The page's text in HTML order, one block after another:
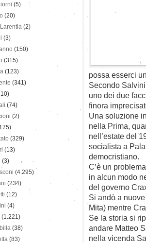
possa esserci
Secondo
uno dei due
finora
Una soluzione
nella Prima,
nell’estate del
socialista a
democristiano.
C’è un
in alcun modo
del governo
Si andò a
Mita) mentre
Se la storia si
andare Matteo
nella vicenda
(5)
(20)
(2)
(3)
(150)
(315)
(123)
(341)
(74)
(2)
(329)
(13)
(3)
(4.295)
(234)
(12)
(4)
(1.221)
(38)
(83)